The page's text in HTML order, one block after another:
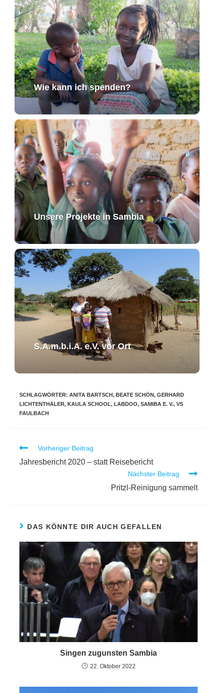
Wie kann ich spenden?
Unsere Projekte in Sambia
S.A.m.b.i.A. e.V. ​vor Ort​​
SCHLAGWÖRTER: ANITA BARTSCH, BEATE SCHÖN, GERHARD
LICHTENTHÄLER, KAULA SCHOOL, LABDOO, SAMIBA E. V., VS
FAULBACH
Vorheriger Beitrag
Jahresbericht 2020 – statt Reisebericht
Nächster Beitrag
Pritzl-Reinigung sammelt
DAS KÖNNTE DIR AUCH GEFALLEN
Singen zugunsten Sambia
22. Oktober 2022